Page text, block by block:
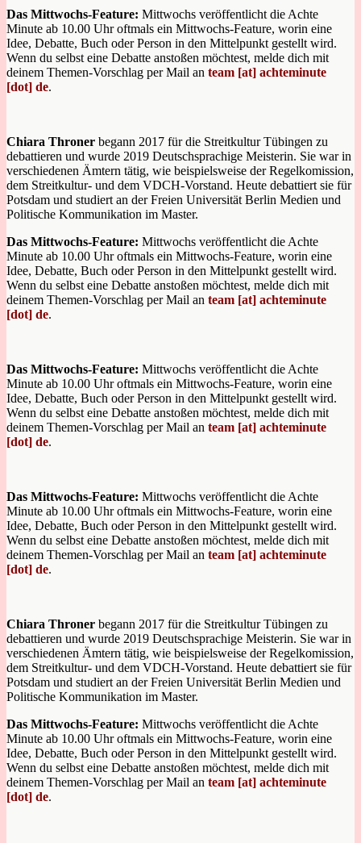
Das Mittwochs-Feature: Mittwochs veröffentlicht die Achte
Minute ab 10.00 Uhr oftmals ein Mittwochs-Feature, worin eine
Idee, Debatte, Buch oder Person in den Mittelpunkt gestellt wird.
Wenn du selbst eine Debatte anstoßen möchtest, melde dich mit
deinem Themen-Vorschlag per Mail an team [at] achteminute
[dot] de.
Chiara Throner begann 2017 für die Streitkultur Tübingen zu
debattieren und wurde 2019 Deutschsprachige Meisterin. Sie war in
verschiedenen Ämtern tätig, wie beispielsweise der Regelkomission,
dem Streitkultur- und dem VDCH-Vorstand. Heute debattiert sie für
Potsdam und studiert an der Freien Universität Berlin Medien und
Politische Kommunikation im Master.
Das Mittwochs-Feature: Mittwochs veröffentlicht die Achte
Minute ab 10.00 Uhr oftmals ein Mittwochs-Feature, worin eine
Idee, Debatte, Buch oder Person in den Mittelpunkt gestellt wird.
Wenn du selbst eine Debatte anstoßen möchtest, melde dich mit
deinem Themen-Vorschlag per Mail an team [at] achteminute
[dot] de.
Das Mittwochs-Feature: Mittwochs veröffentlicht die Achte
Minute ab 10.00 Uhr oftmals ein Mittwochs-Feature, worin eine
Idee, Debatte, Buch oder Person in den Mittelpunkt gestellt wird.
Wenn du selbst eine Debatte anstoßen möchtest, melde dich mit
deinem Themen-Vorschlag per Mail an team [at] achteminute
[dot] de.
Das Mittwochs-Feature: Mittwochs veröffentlicht die Achte
Minute ab 10.00 Uhr oftmals ein Mittwochs-Feature, worin eine
Idee, Debatte, Buch oder Person in den Mittelpunkt gestellt wird.
Wenn du selbst eine Debatte anstoßen möchtest, melde dich mit
deinem Themen-Vorschlag per Mail an team [at] achteminute
[dot] de.
Chiara Throner begann 2017 für die Streitkultur Tübingen zu
debattieren und wurde 2019 Deutschsprachige Meisterin. Sie war in
verschiedenen Ämtern tätig, wie beispielsweise der Regelkomission,
dem Streitkultur- und dem VDCH-Vorstand. Heute debattiert sie für
Potsdam und studiert an der Freien Universität Berlin Medien und
Politische Kommunikation im Master.
Das Mittwochs-Feature: Mittwochs veröffentlicht die Achte
Minute ab 10.00 Uhr oftmals ein Mittwochs-Feature, worin eine
Idee, Debatte, Buch oder Person in den Mittelpunkt gestellt wird.
Wenn du selbst eine Debatte anstoßen möchtest, melde dich mit
deinem Themen-Vorschlag per Mail an team [at] achteminute
[dot] de.